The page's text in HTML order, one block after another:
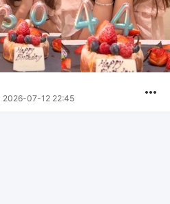
2026-07-12 22:45